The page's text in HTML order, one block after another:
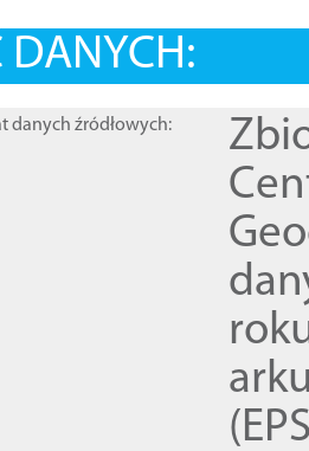
DANYCH:
danych źródłowych: